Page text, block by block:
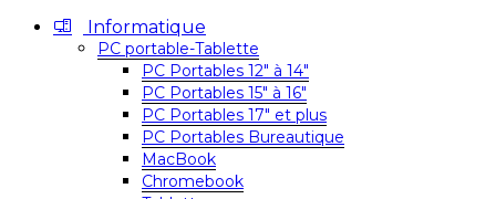
Informatique
PC portable-Tablette
PC Portables 12″ à 14″
PC Portables 15″ à 16″
PC Portables 17″ et plus
PC Portables Bureautique
MacBook
Chromebook